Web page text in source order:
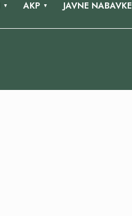
AKP JAVNE NABAVKE